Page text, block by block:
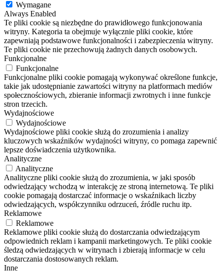
Wymagane
Always Enabled
Te pliki cookie są niezbędne do prawidłowego funkcjonowania
witryny. Kategoria ta obejmuje wyłącznie pliki cookie, które
zapewniają podstawowe funkcjonalności i zabezpieczenia witryny.
Te pliki cookie nie przechowują żadnych danych osobowych.
Funkcjonalne
Funkcjonalne
Funkcjonalne pliki cookie pomagają wykonywać określone funkcje,
takie jak udostępnianie zawartości witryny na platformach mediów
społecznościowych, zbieranie informacji zwrotnych i inne funkcje
stron trzecich.
Wydajnościowe
Wydajnościowe
Wydajnościowe pliki cookie służą do zrozumienia i analizy
kluczowych wskaźników wydajności witryny, co pomaga zapewnić
lepsze doświadczenia użytkownika.
Analityczne
Analityczne
Analityczne pliki cookie służą do zrozumienia, w jaki sposób
odwiedzający wchodzą w interakcję ze stroną internetową. Te pliki
cookie pomagają dostarczać informacje o wskaźnikach liczby
odwiedzających, współczynniku odrzuceń, źródle ruchu itp.
Reklamowe
Reklamowe
Reklamowe pliki cookie służą do dostarczania odwiedzającym
odpowiednich reklam i kampanii marketingowych. Te pliki cookie
śledzą odwiedzających w witrynach i zbierają informacje w celu
dostarczania dostosowanych reklam.
Inne